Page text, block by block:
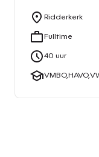
Ridderkerk
Fulltime
40 uur